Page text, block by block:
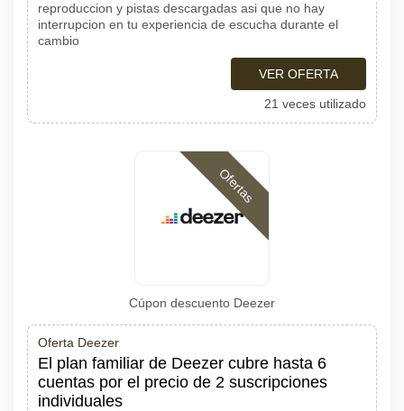
reproduccion y pistas descargadas asi que no hay
interrupcion en tu experiencia de escucha durante el
cambio
VER OFERTA
21 veces utilizado
Ofertas
Cúpon descuento Deezer
Oferta Deezer
El plan familiar de Deezer cubre hasta 6
cuentas por el precio de 2 suscripciones
individuales